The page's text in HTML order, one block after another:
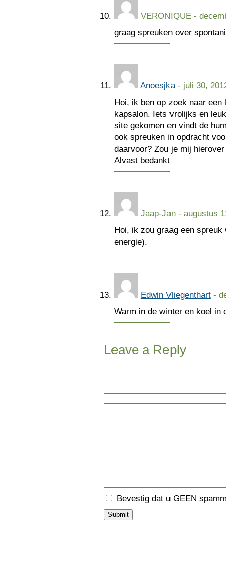
VERONIQUE-
graag spreuken over
Anoesjka- juli 30,
Hoi, ik ben op zoek naar
kapsalon. Iets vrolijks en
site gekomen en vindt de
ook spreuken in opdracht
daarvoor? Zou je mij
Alvast bedankt
Jaap-Jan- augustus
Hoi, ik zou graag een
energie).
Edwin Vliegenthart-
Warm in de winter en koel in
Leave a Reply
Bevestig dat u GEEN